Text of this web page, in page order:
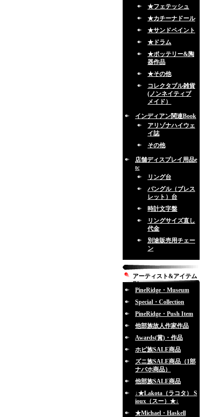
★フェテッシュ
★カチーナドール
★サンドペイント
★ドラム
★ポッテリー&陶
器作品
★その他
コレクタブル雑貨
(ノンネイティブ
メイド）
インディアン関連Book
アリゾナハイウェ
イ誌
その他
店舗ディスプレイ用品e
tc
リング台
バングル（ブレス
レット）台
時計文字盤
リングサイズ直し
代金
別途販売用チェー
ン
アーティスト&アイテム
別
PineRidge・Museum
Special・Collection
PineRidge・Push Item
他部族故人作家作品
Awards(賞)・作品
ホピ族SALE商品
ズニ族SALE商品（1部
ナバホ商品）
他部族SALE商品
↓★Lakota（ラコタ） S
ioux（スー）★↓
★Michael・Haskell